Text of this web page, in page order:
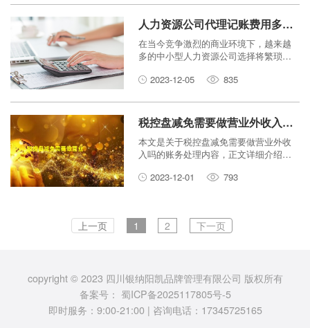
得到一个正确的回复，而随着新规出
炉，长期“零”申报的企业可能会被纳
入“重点关注企业”行列。今天就由筠鸿管
理为您讲解企业零申报的4个须知。
人力资源公司代理记账费用多少？
在当今竞争激烈的商业环境下，越来越
多的中小型人力资源公司选择将繁琐的
理。这不仅可以减轻企业自身的账务处
确性和及时性。
2023-12-05 835
税控盘减免需要做营业外收入吗_税盘减免税算营业外收入吗
本文是关于税控盘减免需要做营业外收
入吗的账务处理内容，正文详细介绍了
需要做营业外收入吗的相关财税知识，
2023-12-01 793
上一页 1 2 下一页
copyright © 2023 四川银纳阳凯品牌管理有限公司 版权所有
备案号： 蜀ICP备2025117805号-5
即时服务：9:00-21:00 | 咨询电话：17345725165